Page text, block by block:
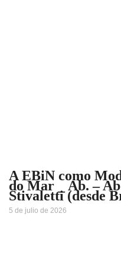
A EBiN como
do Mar _ Ab. –
Stivaletti (desde
5 de julio de 2026